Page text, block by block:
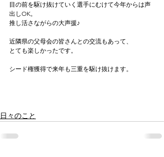
目の前を駆け抜けていく選手にむけて今年からは声
出しOK。
推し活さながらの大声援♪
近隣県の父母会の皆さんとの交流もあって、
とても楽しかったです。
シード権獲得で来年も三重を駆け抜けます。
日々のこと